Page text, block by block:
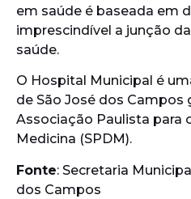
em saúde é baseada em
imprescindível a junção
saúde.
O Hospital Municipal é
de São José dos Campos
Associação Paulista para
Medicina (SPDM).
Fonte: Secretaria
dos Campos